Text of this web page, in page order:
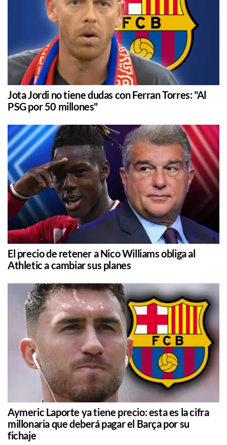
Jota Jordi no tiene dudas con Ferran Torres: "Al
PSG por 50 millones"
El precio de retener a Nico Williams obliga al
Athletic a cambiar sus planes
Aymeric Laporte ya tiene precio: esta es la cifra
millonaria que deberá pagar el Barça por su
fichaje